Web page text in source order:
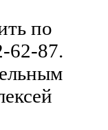
по
62-87.